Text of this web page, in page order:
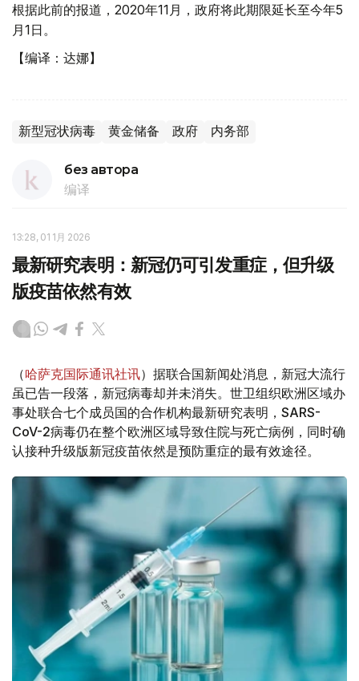
根据此前的报道，2020年11月，政府将此期限延长至今年5
月1日。
【编译：达娜】
新型冠状病毒 黄金储备 政府 内务部
без автора
编译
13:28, 01 1月 2026
最新研究表明：新冠仍可引发重症，但升级
版疫苗依然有效
（哈萨克国际通讯社讯）据联合国新闻处消息，新冠大流行
虽已告一段落，新冠病毒却并未消失。世卫组织欧洲区域办
事处联合七个成员国的合作机构最新研究表明，SARS-
CoV-2病毒仍在整个欧洲区域导致住院与死亡病例，同时确
认接种升级版新冠疫苗依然是预防重症的最有效途径。